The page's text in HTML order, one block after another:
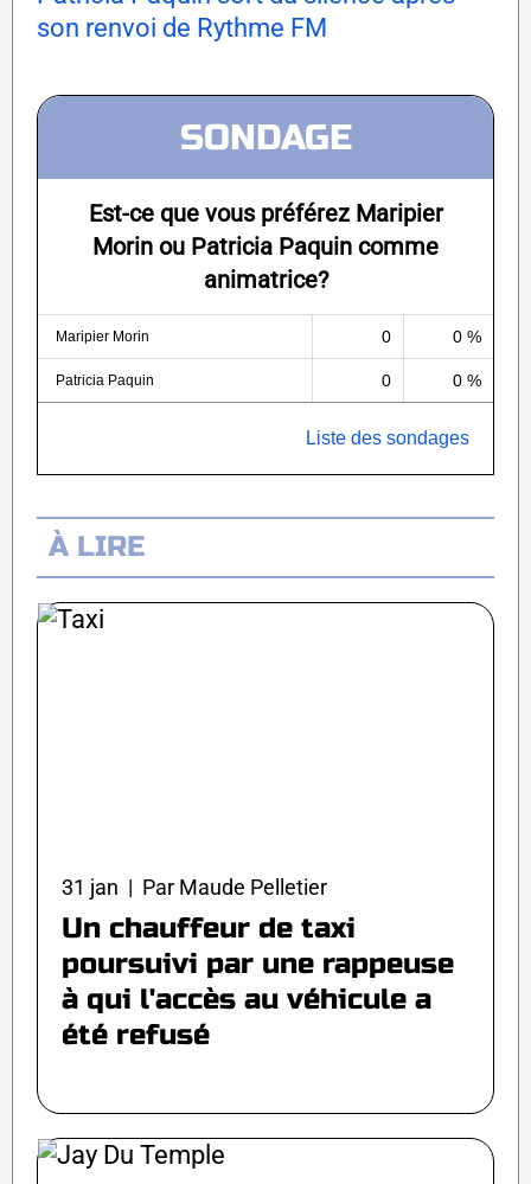
son renvoi de Rythme FM
SONDAGE
Est-ce que vous préférez Maripier
Morin ou Patricia Paquin comme
animatrice?
Maripier Morin 0 0 %
Patricia Paquin 0 0 %
Liste des sondages
À LIRE
31 jan | Par Maude Pelletier
Un chauffeur de taxi
poursuivi par une rappeuse
à qui l'accès au véhicule a
été refusé